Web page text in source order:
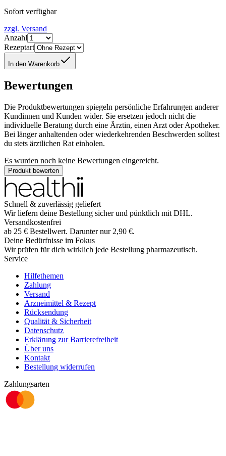
Sofort verfügbar
zzgl. Versand
Anzahl
Rezeptart
In den Warenkorb
Bewertungen
Die Produktbewertungen spiegeln persönliche Erfahrungen anderer
Kundinnen und Kunden wider. Sie ersetzen jedoch nicht die
individuelle Beratung durch eine Ärztin, einen Arzt oder Apotheker.
Bei länger anhaltenden oder wiederkehrenden Beschwerden solltest
du stets ärztlichen Rat einholen.
Es wurden noch keine Bewertungen eingereicht.
Produkt bewerten
Schnell & zuverlässig geliefert
Wir liefern deine Bestellung sicher und pünktlich mit DHL.
Versandkostenfrei
ab 25 € Bestellwert. Darunter nur 2,90 €.
Deine Bedürfnisse im Fokus
Wir prüfen für dich wirklich jede Bestellung pharmazeutisch.
Service
Hilfethemen
Zahlung
Versand
Arzneimittel & Rezept
Rücksendung
Qualität & Sicherheit
Datenschutz
Erklärung zur Barrierefreiheit
Über uns
Kontakt
Bestellung widerrufen
Zahlungsarten